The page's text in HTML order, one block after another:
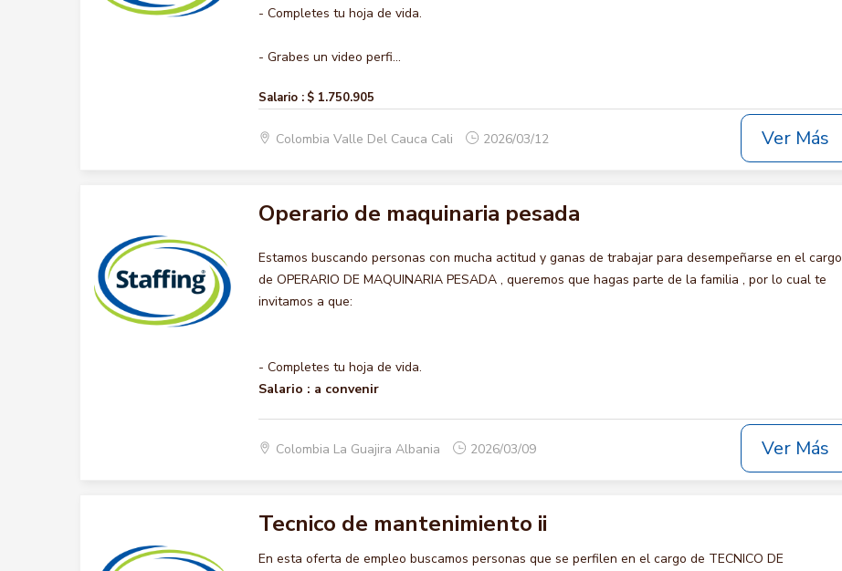
- Completes tu hoja de vida.
- Grabes un video perfi...
Salario : $ 1.750.905
Colombia Valle Del Cauca Cali 2026/03/12 Ver Más
Operario de maquinaria pesada
Estamos buscando personas con mucha actitud y ganas de trabajar para desempeñarse en el cargo
de OPERARIO DE MAQUINARIA PESADA , queremos que hagas parte de la familia , por lo cual te
invitamos a que:
- Completes tu hoja de vida.
Salario : a convenir
Colombia La Guajira Albania 2026/03/09 Ver Más
Tecnico de mantenimiento ii
En esta oferta de empleo buscamos personas que se perfilen en el cargo de TECNICO DE